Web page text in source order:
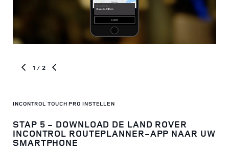
1 / 2
INCONTROL TOUCH PRO INSTELLEN
STAP 5 - DOWNLOAD DE LAND ROVER
INCONTROL ROUTEPLANNER-APP NAAR UW
SMARTPHONE